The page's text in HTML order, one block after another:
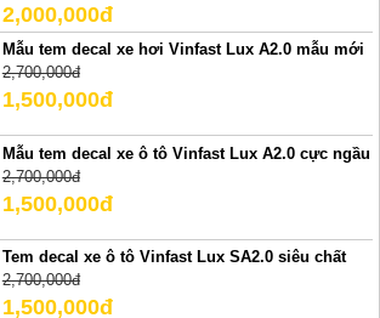
2,000,000đ
Mẫu tem decal xe hơi Vinfast Lux A2.0 mẫu mới
2,700,000đ
1,500,000đ
Mẫu tem decal xe ô tô Vinfast Lux A2.0 cực ngầu
2,700,000đ
1,500,000đ
Tem decal xe ô tô Vinfast Lux SA2.0 siêu chất
2,700,000đ
1,500,000đ